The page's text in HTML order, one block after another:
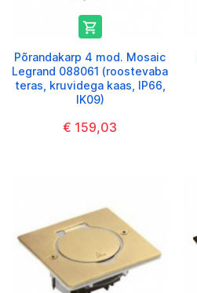

Põrandakarp 4 mod. Mosaic
Legrand 088061 (roostevaba
teras, kruvidega kaas, IP66,
IK09)
€ 159,03